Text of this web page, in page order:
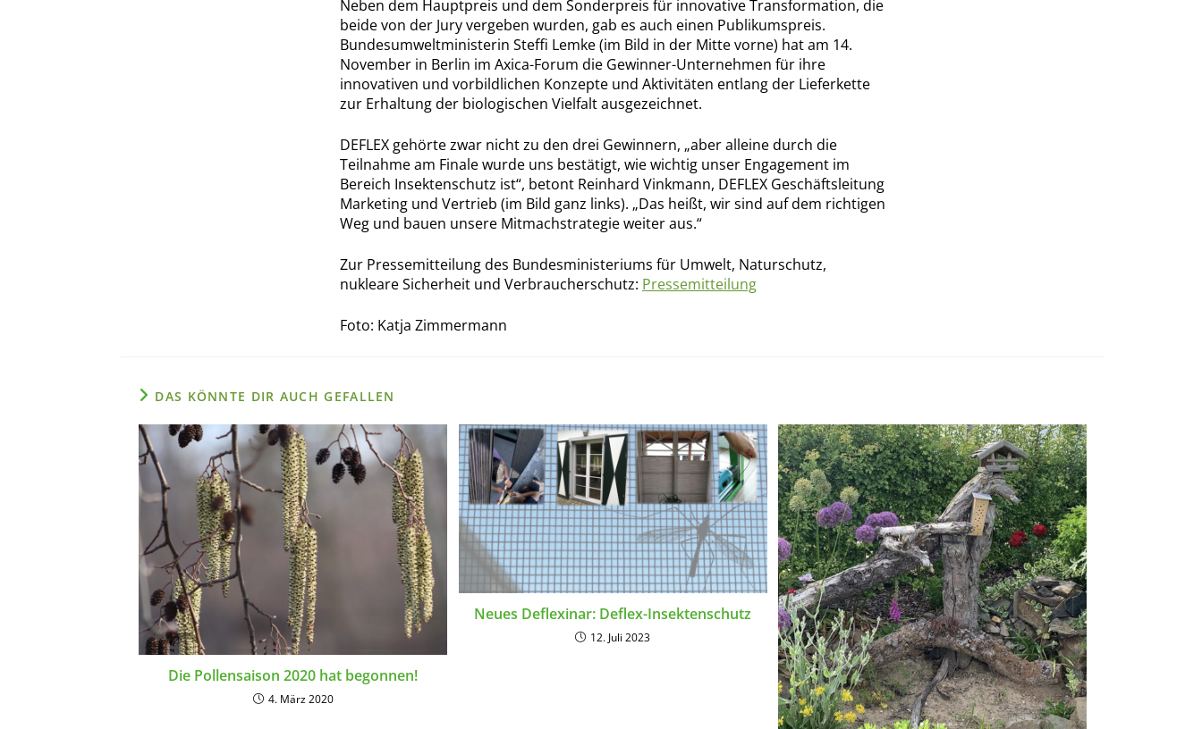
Neben dem Hauptpreis und dem Sonderpreis für innovative Transformation, die
beide von der Jury vergeben wurden, gab es auch einen Publikumspreis.
Bundesumweltministerin Steffi Lemke (im Bild in der Mitte vorne) hat am 14.
November in Berlin im Axica-Forum die Gewinner-Unternehmen für ihre
innovativen und vorbildlichen Konzepte und Aktivitäten entlang der Lieferkette
zur Erhaltung der biologischen Vielfalt ausgezeichnet.
DEFLEX gehörte zwar nicht zu den drei Gewinnern, „aber alleine durch die
Teilnahme am Finale wurde uns bestätigt, wie wichtig unser Engagement im
Bereich Insektenschutz ist“, betont Reinhard Vinkmann, DEFLEX Geschäftsleitung
Marketing und Vertrieb (im Bild ganz links). „Das heißt, wir sind auf dem richtigen
Weg und bauen unsere Mitmachstrategie weiter aus.“
Zur Pressemitteilung des Bundesministeriums für Umwelt, Naturschutz,
nukleare Sicherheit und Verbraucherschutz: Pressemitteilung
Foto: Katja Zimmermann
DAS KÖNNTE DIR AUCH GEFALLEN
Die Pollensaison 2020 hat begonnen!
4. März 2020
Neues Deflexinar: Deflex-Insektenschutz
12. Juli 2023